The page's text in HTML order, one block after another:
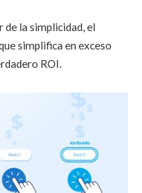
de la simplicidad, el
simplifica en exceso
ROI.